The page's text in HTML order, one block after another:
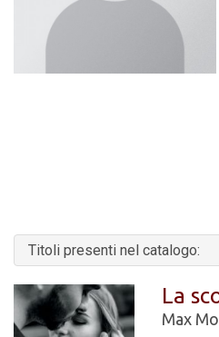
Titoli presenti nel catalogo:
La
Max